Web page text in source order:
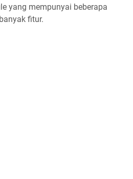
yang mempunyai beberapa
fitur.